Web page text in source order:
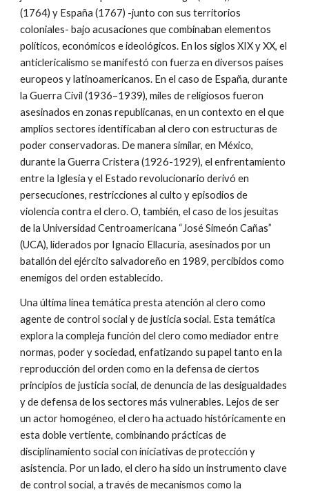
(1764) y España (1767) -junto con sus territorios
coloniales- bajo acusaciones que combinaban elementos
políticos, económicos e ideológicos. En los siglos XIX y XX, el
anticlericalismo se manifestó con fuerza en diversos países
europeos y latinoamericanos. En el caso de España, durante
la Guerra Civil (1936–1939), miles de religiosos fueron
asesinados en zonas republicanas, en un contexto en el que
amplios sectores identificaban al clero con estructuras de
poder conservadoras. De manera similar, en México,
durante la Guerra Cristera (1926-1929), el enfrentamiento
entre la Iglesia y el Estado revolucionario derivó en
persecuciones, restricciones al culto y episodios de
violencia contra el clero. O, también, el caso de los jesuitas
de la Universidad Centroamericana “José Simeón Cañas”
(UCA), liderados por Ignacio Ellacuría, asesinados por un
batallón del ejército salvadoreño en 1989, percibidos como
enemigos del orden establecido.
Una última línea temática presta atención al clero como
agente de control social y de justicia social. Esta temática
explora la compleja función del clero como mediador entre
normas, poder y sociedad, enfatizando su papel tanto en la
reproducción del orden como en la defensa de ciertos
principios de justicia social, de denuncia de las desigualdades
y de defensa de los sectores más vulnerables. Lejos de ser
un actor homogéneo, el clero ha actuado históricamente en
esta doble vertiente, combinando prácticas de
disciplinamiento social con iniciativas de protección y
asistencia. Por un lado, el clero ha sido un instrumento clave
de control social, a través de mecanismos como la